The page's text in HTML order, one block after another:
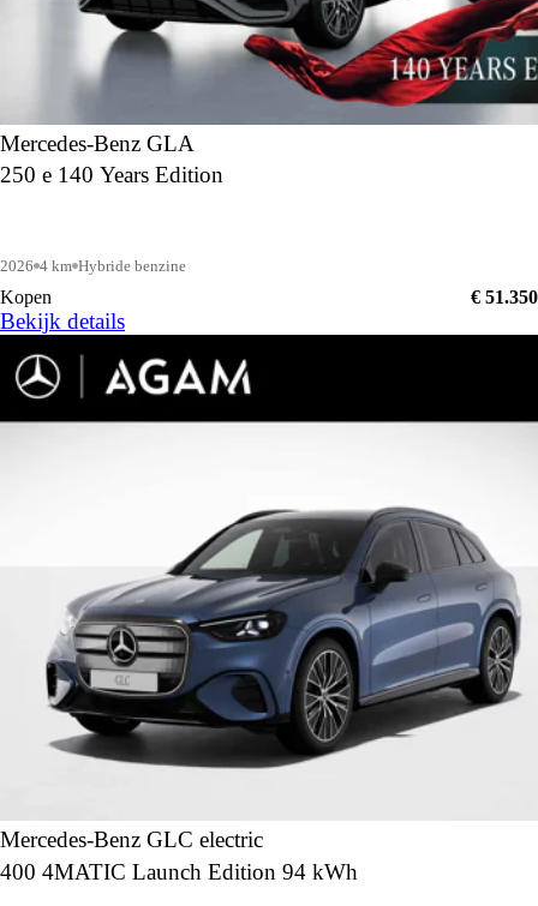
Mercedes-Benz GLA
250 e 140 Years Edition
2026 4 km Hybride benzine
Kopen € 51.350
Bekijk details
Mercedes-Benz GLC electric
400 4MATIC Launch Edition 94 kWh